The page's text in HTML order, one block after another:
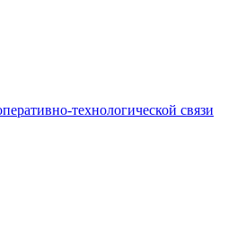
технологической связи